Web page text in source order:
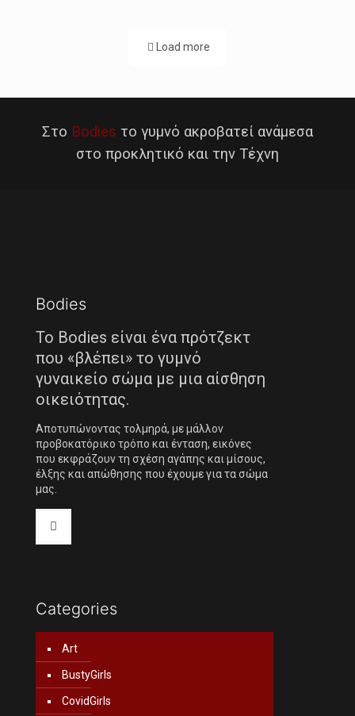
Load more
Στο Bodies το γυμνό ακροβατεί ανάμεσα
στο προκλητικό και την Τέχνη
Bodies
Το Bodies είναι ένα πρότζεκτ
που «βλέπει» το γυμνό
γυναικείο σώμα με μια αίσθηση
οικειότητας.
Αποτυπώνοντας τολμηρά, με μάλλον
προβοκατόρικο τρόπο και ένταση, εικόνες
που εκφράζουν τη σχέση αγάπης και μίσους,
έλξης και απώθησης που έχουμε για τα σώμα
μας.
Categories
Art
BustyGirls
CovidGirls